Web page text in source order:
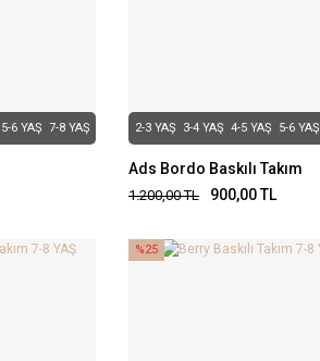
5-6 YAŞ 7-8 YAŞ 2-3 YAŞ 3-4 YAŞ 4-5 YAŞ 5-6 YAŞ
Ads Bordo Baskılı Takım
1.200,00TL 900,00TL
%25